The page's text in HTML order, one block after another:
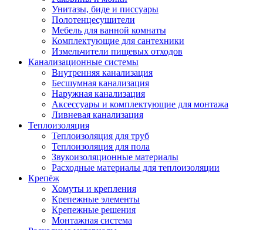
Унитазы, биде и писсуары
Полотенцесушители
Мебель для ванной комнаты
Комплектующие для сантехники
Измельчители пищевых отходов
Канализационные системы
Внутренняя канализация
Бесшумная канализация
Наружная канализация
Аксессуары и комплектующие для монтажа
Ливневая канализация
Теплоизоляция
Теплоизоляция для труб
Теплоизоляция для пола
Звукоизоляционные материалы
Расходные материалы для теплоизоляции
Крепёж
Хомуты и крепления
Крепежные элементы
Крепежные решения
Монтажная система